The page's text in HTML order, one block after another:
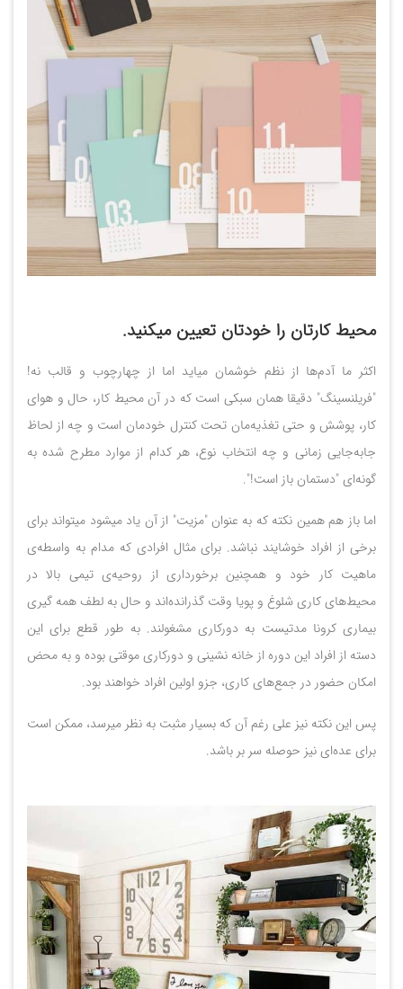
محیط کارتان را خودتان تعیین میکنید.
اکثر ما آدم‌ها از نظم خوشمان میاید اما از چهارچوب و قالب نه!
"فریلنسینگ" دقیقا همان سبکی است که در آن محیط کار، حال و هوای
کار، پوشش و حتی تغذیه‌مان تحت کنترل خودمان است و چه از لحاظ
جابه‌جایی زمانی و چه انتخاب نوع، هر کدام از موارد مطرح شده به
گونه‌ای "دستمان باز است!".
اما باز هم همین نکته که به عنوان "مزیت" از آن یاد میشود میتواند برای
برخی از افراد خوشایند نباشد. برای مثال افرادی که مدام به واسطه‌ی
ماهیت کار خود و همچنین برخورداری از روحیه‌ی تیمی بالا در
محیط‌های کاری شلوغ و پویا وقت گذرانده‌اند و حال به لطف همه گیری
بیماری کرونا مدتیست به دورکاری مشغولند. به طور قطع برای این
دسته از افراد این دوره از خانه نشینی و دورکاری موقتی بوده و به محض
امکان حضور در جمع‌های کاری، جزو اولین افراد خواهند بود.
پس این نکته نیز علی رغم آن که بسیار مثبت به نظر میرسد، ممکن است
برای عده‌ای نیز حوصله سر بر باشد.